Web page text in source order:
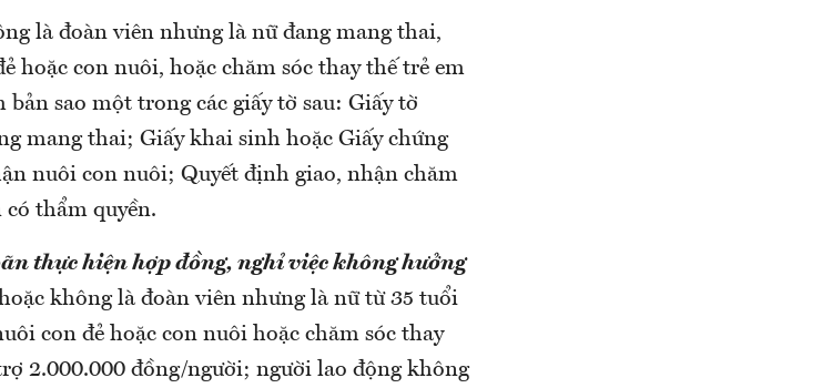
là đoàn viên nhưng là nữ đang mang thai,
hoặc con nuôi, hoặc chăm sóc thay thế trẻ em
sao một trong các giấy tờ sau: Giấy tờ
mang thai; Giấy khai sinh hoặc Giấy chứng
nuôi con nuôi; Quyết định giao, nhận chăm
có thẩm quyền.
thực hiện hợp đồng, nghỉ việc không hưởng
không là đoàn viên nhưng là nữ từ 35 tuổi
con đẻ hoặc con nuôi hoặc chăm sóc thay
2.000.000 đồng/người; người lao động không